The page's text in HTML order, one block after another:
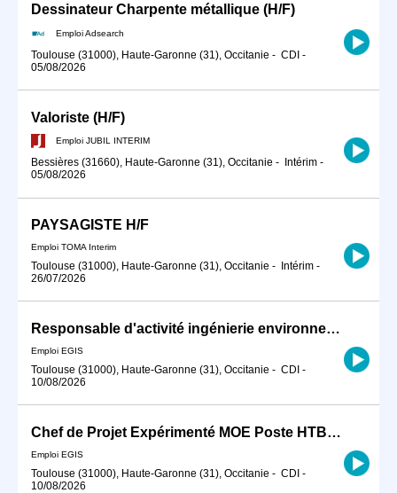
Dessinateur Charpente métallique (H/F)
Emploi Adsearch
Toulouse (31000), Haute-Garonne (31), Occitanie - CDI -
05/08/2026
Valoriste (H/F)
Emploi JUBIL INTERIM
Bessières (31660), Haute-Garonne (31), Occitanie - Intérim -
05/08/2026
PAYSAGISTE H/F
Emploi TOMA Interim
Toulouse (31000), Haute-Garonne (31), Occitanie - Intérim -
26/07/2026
Responsable d'activité ingénierie environnementale H/F
Emploi EGIS
Toulouse (31000), Haute-Garonne (31), Occitanie - CDI -
10/08/2026
Chef de Projet Expérimenté MOE Poste HTB (H/F)
Emploi EGIS
Toulouse (31000), Haute-Garonne (31), Occitanie - CDI -
10/08/2026